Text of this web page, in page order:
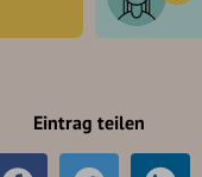
Eintrag teilen